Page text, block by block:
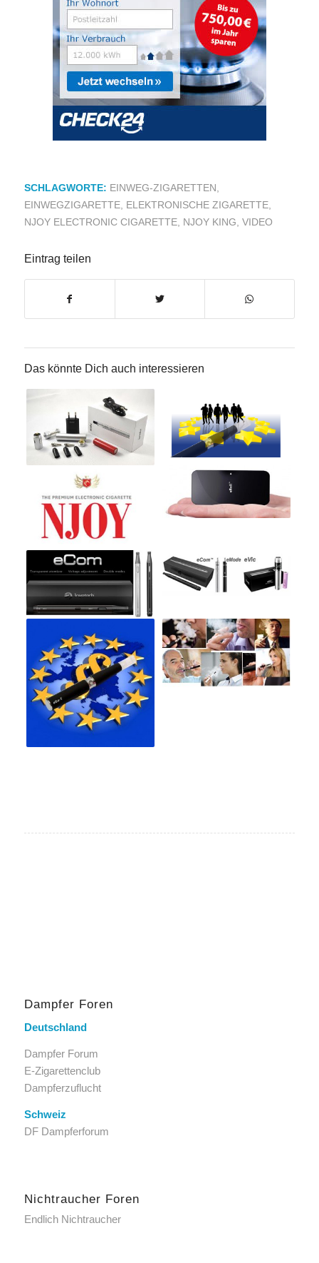
SCHLAGWORTE: EINWEG-ZIGARETTEN ,
EINWEGZIGARETTE, ELEKTRONISCHE ZIGARETTE,
NJOY ELECTRONIC CIGARETTE, NJOY KING, VIDEO
Eintrag teilen
Das könnte Dich auch interessieren
Dampfer Foren
Deutschland
Dampfer Forum
E-Zigarettenclub
Dampferzuflucht
Schweiz
DF Dampferforum
Nichtraucher Foren
Endlich Nichtraucher